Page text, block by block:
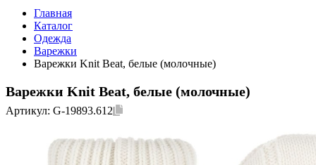
Главная
Каталог
Одежда
Варежки
Варежки Knit Beat, белые (молочные)
Варежки Knit Beat, белые (молочные)
Артикул: G-19893.612